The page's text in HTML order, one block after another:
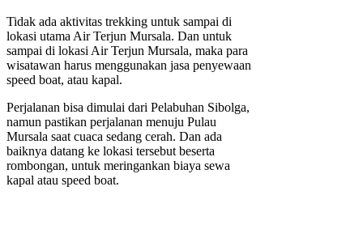
Tidak ada aktivitas trekking untuk sampai di
lokasi utama Air Terjun Mursala. Dan untuk
sampai di lokasi Air Terjun Mursala, maka para
wisatawan harus menggunakan jasa penyewaan
speed boat, atau kapal.
Perjalanan bisa dimulai dari Pelabuhan Sibolga,
namun pastikan perjalanan menuju Pulau
Mursala saat cuaca sedang cerah. Dan ada
baiknya datang ke lokasi tersebut beserta
rombongan, untuk meringankan biaya sewa
kapal atau speed boat.